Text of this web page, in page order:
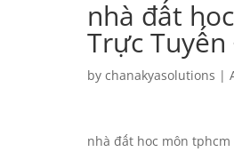
nhà đất
Trực
by chanakyasolutions |
nhà đất hoc môn tphcm